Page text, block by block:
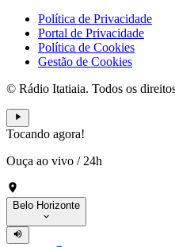
Política de Privacidade
Portal de Privacidade
Política de Cookies
Gestão de Cookies
© Rádio Itatiaia. Todos os
Tocando agora!
Ouça ao vivo / 24h
Belo Horizonte